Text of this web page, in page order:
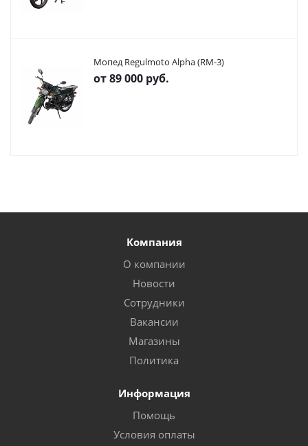
Мопед Regulmoto Alpha (RM-3)
от89 000 руб.
Компания
О компании
Новости
Сотрудники
Вакансии
Магазины
Политика
Информация
Помощь
Условия оплаты